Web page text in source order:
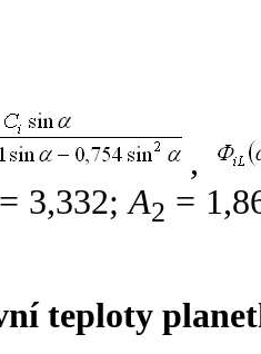
,
= 3,332;A2 =
teploty